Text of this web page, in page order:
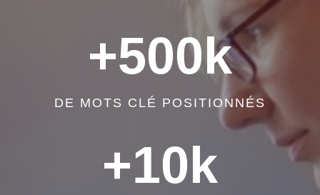
+500k
DE MOTS CLÉ POSITIONNÉS
+10k